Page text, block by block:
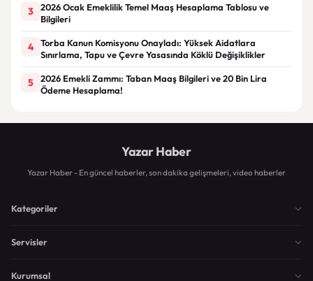
3
2026 Ocak Emeklilik Temel Maaş Hesaplama Tablosu ve
Bilgileri
4
Torba Kanun Komisyonu Onayladı: Yüksek Aidatlara
Sınırlama, Tapu ve Çevre Yasasında Köklü Değişiklikler
5
2026 Emekli Zammı: Taban Maaş Bilgileri ve 20 Bin Lira
Ödeme Hesaplama!
Yazar Haber
Yazar Haber - En güncel haberler, son dakika gelişmeleri, video haberler
Kategoriler
Servisler
Kurumsal